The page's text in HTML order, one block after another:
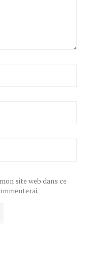
site web dans ce